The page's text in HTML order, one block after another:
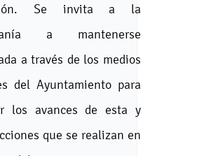
Se invita a la
a mantenerse
a través de los medios
del Ayuntamiento para
los avances de esta y
que se realizan en